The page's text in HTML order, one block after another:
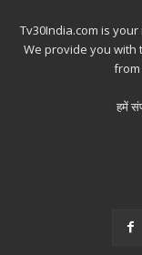
Tv30India.com is
We provide you with
हमें